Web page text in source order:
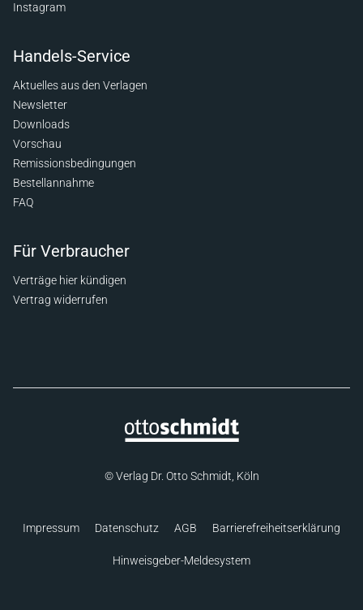
Instagram
Handels-Service
Aktuelles aus den Verlagen
Newsletter
Downloads
Vorschau
Remissionsbedingungen
Bestellannahme
FAQ
Für Verbraucher
Verträge hier kündigen
Vertrag widerrufen
© Verlag Dr. Otto Schmidt, Köln
Impressum Datenschutz AGB Barrierefreiheitserklärung
Hinweisgeber-Meldesystem